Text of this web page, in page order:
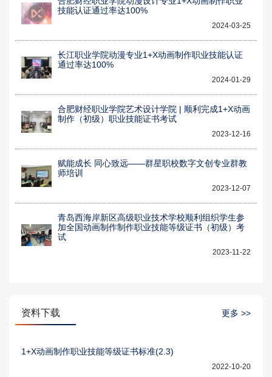
技能认证通过率达100%
2024-03-25
长江职业学院动漫专业1+X动画制作职业技能认证
通过率达100%
2024-01-29
合肥财经职业学院艺术设计学院 | 顺利完成1+X动画
制作（初级）职业技能证书考试
2023-12-16
赋能成长 同心致远——群星职校数字文创专业群教
师培训
2023-12-07
青岛西海岸新区高级职业技术学校顺利组织学生参
加全国动画制作制作职业技能等级证书（初级）考
试
2023-11-22
资料下载 更多 >>
1+X动画制作职业技能等级证书标准(2.3)
2022-10-20